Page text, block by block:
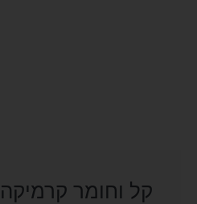
קל וחומר קרמיקה